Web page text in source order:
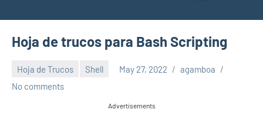
Hoja de trucos para Bash Scripting
Hoja de Trucos Shell May 27, 2022
agamboa
No comments
Advertisements